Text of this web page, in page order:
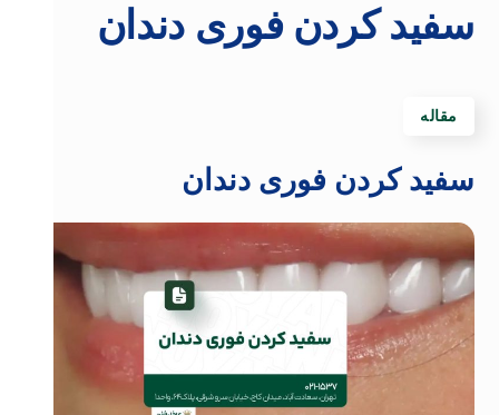
سفید کردن فوری دندان
مقاله
سفید کردن فوری دندان